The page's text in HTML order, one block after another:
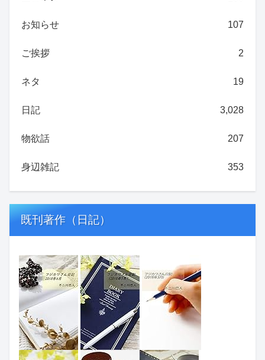
お知らせ 107
ご挨拶 2
ネタ 19
日記 3,028
物欲話 207
身辺雑記 353
既刊著作（日記）